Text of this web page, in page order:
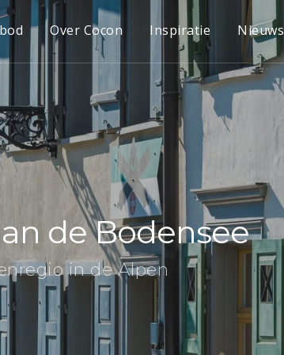
Over Cocon Inspiratie Nieuws
de Bodensee
in de Alpen